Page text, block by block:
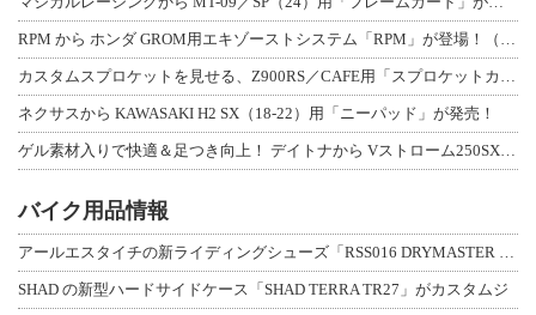
ネクサスから KAWASAKI H2 SX（18-22）用「ニーパッド」が発売！
バイク用品情報
SHAD の新型ハードサイドケース「SHAD TERRA TR27」がカスタムジ